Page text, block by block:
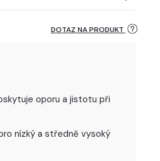
DOTAZ NA PRODUKT
oporu a jistotu při
nízký a středně vysoký